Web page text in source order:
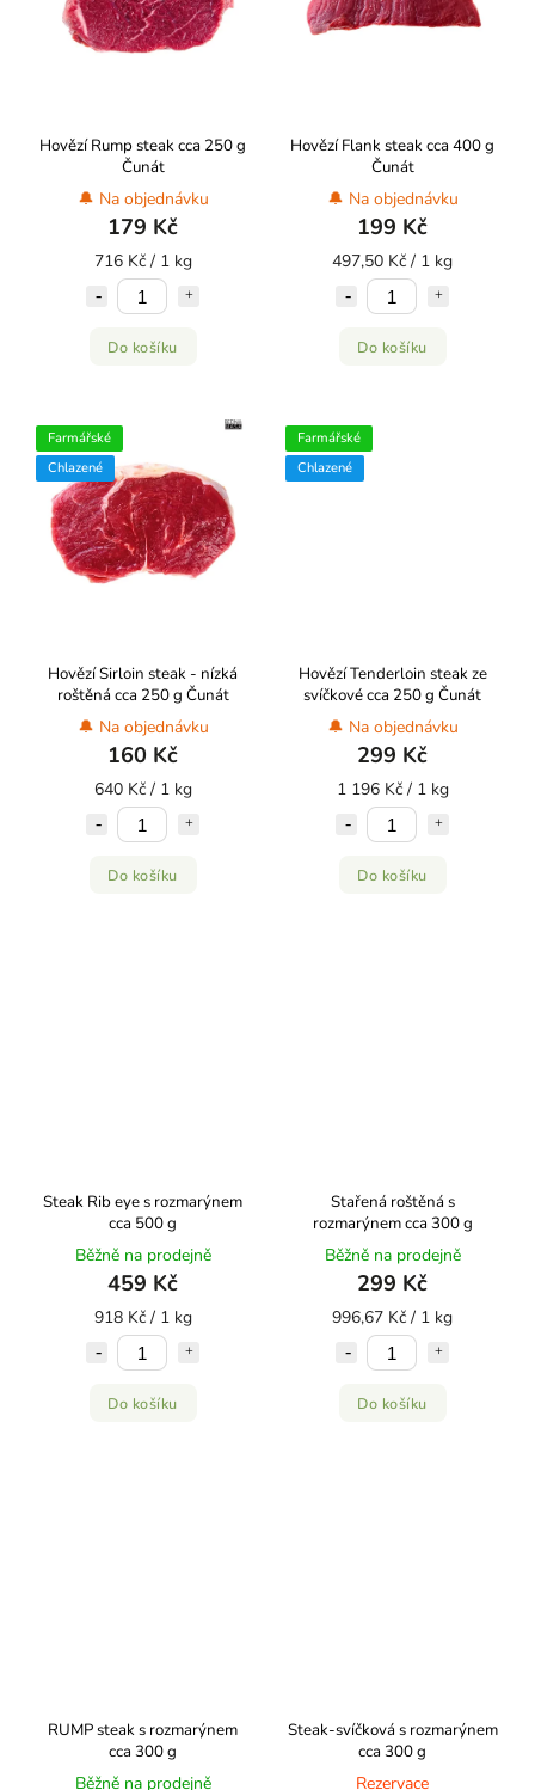
Hovězí Rump steak cca 250 g
Čunát
🔔 Na objednávku
179 Kč
716 Kč / 1 kg
Do košíku
Hovězí Flank steak cca 400 g
Čunát
🔔 Na objednávku
199 Kč
497,50 Kč / 1 kg
Do košíku
Farmářské
Chlazené
Hovězí Sirloin steak - nízká
roštěná cca 250 g Čunát
🔔 Na objednávku
160 Kč
640 Kč / 1 kg
Do košíku
Farmářské
Chlazené
Hovězí Tenderloin steak ze
svíčkové cca 250 g Čunát
🔔 Na objednávku
299 Kč
1 196 Kč / 1 kg
Do košíku
Steak Rib eye s rozmarýnem
cca 500 g
Běžně na prodejně
459 Kč
918 Kč / 1 kg
Do košíku
Stařená roštěná s
rozmarýnem cca 300 g
Běžně na prodejně
299 Kč
996,67 Kč / 1 kg
Do košíku
RUMP steak s rozmarýnem
cca 300 g
Běžně na prodejně
Steak-svíčková s rozmarýnem
cca 300 g
Rezervace